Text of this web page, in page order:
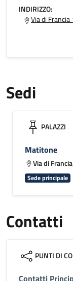
INDIRIZZO:
Via di
Sedi
PALAZZI
Matitone
Via di
Sede principale
Contatti
PUNTI DI
Contatti